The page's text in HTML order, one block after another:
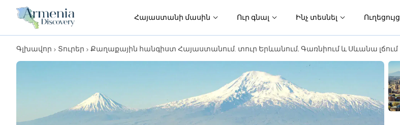
Հայաստանի մասին Ուր գնալ Ինչ տեսնել Ուղեցույց
Գլխավոր Տուրեր Քաղաքային հանգիստ Հայաստանում. տուր Երևանում, Գառնիում և Սևանա լճում